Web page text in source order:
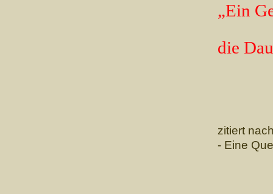
„Ein
die
zitiert
- Eine